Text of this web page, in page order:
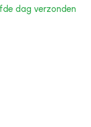
dag verzonden